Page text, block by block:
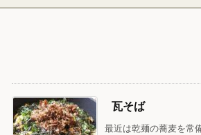
瓦そば
最近は乾麺の蕎麦を常